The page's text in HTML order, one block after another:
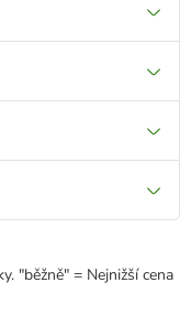
"běžně" = Nejnižší cena